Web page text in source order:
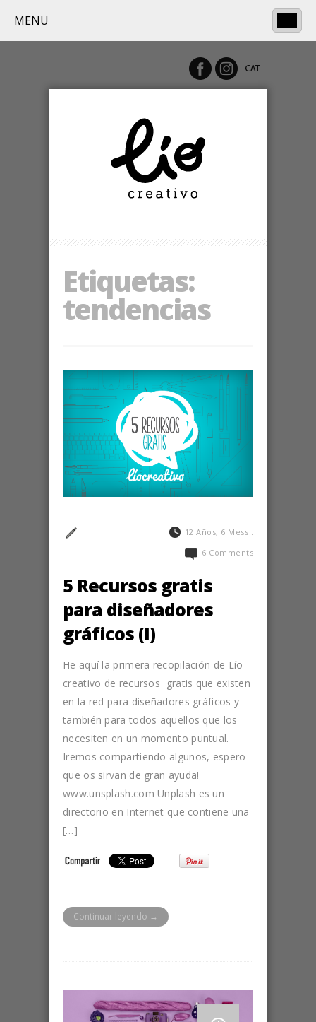
MENU
Etiquetas:
tendencias
12 Años, 6 Mess .
6 Comments
5 Recursos gratis
para diseñadores
gráficos (I)
He aquí la primera recopilación de Lío
creativo de recursos gratis que existen
en la red para diseñadores gráficos y
también para todos aquellos que los
necesiten en un momento puntual.
Iremos compartiendo algunos, espero
que os sirvan de gran ayuda!
www.unsplash.com Unplash es un
directorio en Internet que contiene una
[…]
Continuar leyendo →